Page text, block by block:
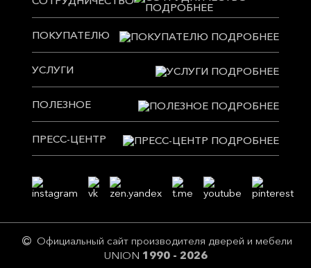
ПОКУПАТЕЛЮ
УСЛУГИ
ПОЛЕЗНОЕ
ПРЕСС-ЦЕНТР
Официальный сайт производителя дверей и мебели
UNION 1990 - 2026